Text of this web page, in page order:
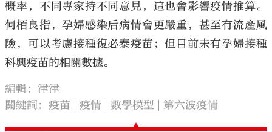
概率，不同專家持不同意見，這也會影響疫情推算。
何栢良指，孕婦感染后病情會更嚴重，甚至有流產風
險，可以考慮接種復必泰疫苗；但目前未有孕婦接種
科興疫苗的相關數據。
編輯：津津
關鍵詞：疫苗 疫情 數學模型 第六波疫情